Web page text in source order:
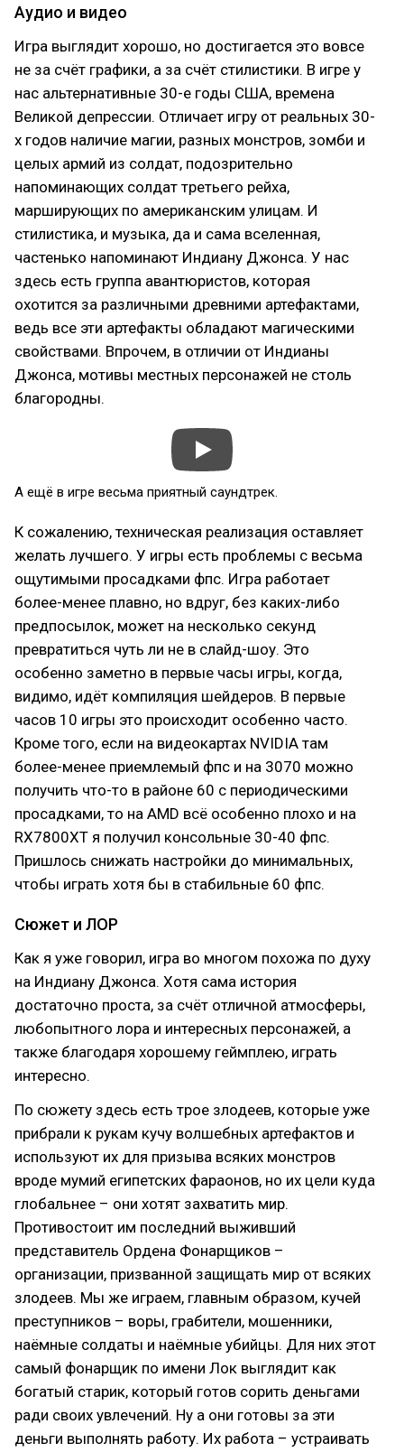
Аудио и видео
Игра выглядит хорошо, но достигается это вовсе
не за счёт графики, а за счёт стилистики. В игре у
нас альтернативные 30-е годы США, времена
Великой депрессии. Отличает игру от реальных 30-
х годов наличие магии, разных монстров, зомби и
целых армий из солдат, подозрительно
напоминающих солдат третьего рейха,
марширующих по американским улицам. И
стилистика, и музыка, да и сама вселенная,
частенько напоминают Индиану Джонса. У нас
здесь есть группа авантюристов, которая
охотится за различными древними артефактами,
ведь все эти артефакты обладают магическими
свойствами. Впрочем, в отличии от Индианы
Джонса, мотивы местных персонажей не столь
благородны.
А ещё в игре весьма приятный саундтрек.
К сожалению, техническая реализация оставляет
желать лучшего. У игры есть проблемы с весьма
ощутимыми просадками фпс. Игра работает
более-менее плавно, но вдруг, без каких-либо
предпосылок, может на несколько секунд
превратиться чуть ли не в слайд-шоу. Это
особенно заметно в первые часы игры, когда,
видимо, идёт компиляция шейдеров. В первые
часов 10 игры это происходит особенно часто.
Кроме того, если на видеокартах NVIDIA там
более-менее приемлемый фпс и на 3070 можно
получить что-то в районе 60 с периодическими
просадками, то на AMD всё особенно плохо и на
RX7800XT я получил консольные 30-40 фпс.
Пришлось снижать настройки до минимальных,
чтобы играть хотя бы в стабильные 60 фпс.
Сюжет и ЛОР
Как я уже говорил, игра во многом похожа по духу
на Индиану Джонса. Хотя сама история
достаточно проста, за счёт отличной атмосферы,
любопытного лора и интересных персонажей, а
также благодаря хорошему геймплею, играть
интересно.
По сюжету здесь есть трое злодеев, которые уже
прибрали к рукам кучу волшебных артефактов и
используют их для призыва всяких монстров
вроде мумий египетских фараонов, но их цели куда
глобальнее – они хотят захватить мир.
Противостоит им последний выживший
представитель Ордена Фонарщиков –
организации, призванной защищать мир от всяких
злодеев. Мы же играем, главным образом, кучей
преступников – воры, грабители, мошенники,
наёмные солдаты и наёмные убийцы. Для них этот
самый фонарщик по имени Лок выглядит как
богатый старик, который готов сорить деньгами
ради своих увлечений. Ну а они готовы за эти
деньги выполнять работу. Их работа – устраивать